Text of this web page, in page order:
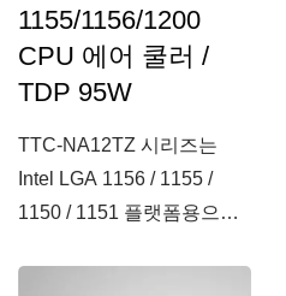
1155/1156/1200
CPU 에어 쿨러 /
TDP 95W
TTC-NA12TZ 시리즈는
Intel LGA 1156 / 1155 /
1150 / 1151 플랫폼용으로